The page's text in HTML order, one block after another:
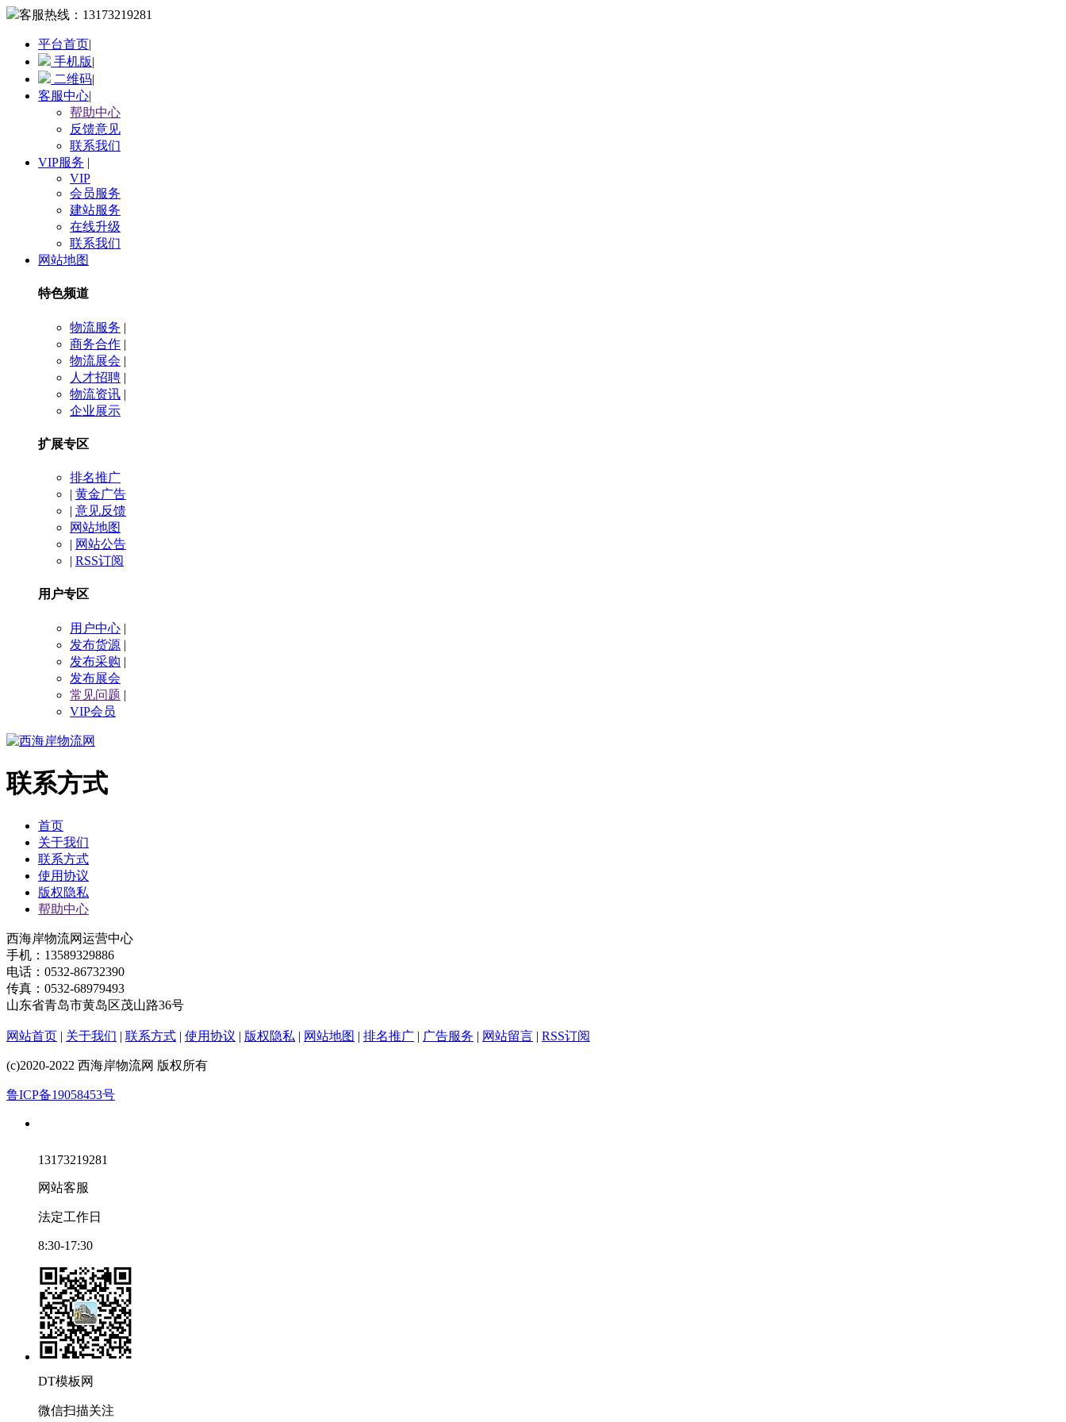
客服热线： 13173219281
平台首页|
手机版|
二维码|
客服中心|
帮助中心
反馈意见
联系我们
VIP服务 |
VIP
会员服务
建站服务
在线升级
联系我们
网站地图
特色频道
物流服务 |
商务合作 |
物流展会 |
人才招聘 |
物流资讯 |
企业展示
扩展专区
排名推广
| 黄金广告
| 意见反馈
网站地图
| 网站公告
| RSS订阅
用户专区
用户中心 |
发布货源 |
发布采购 |
发布展会
常见问题 |
VIP会员
联系方式
首页
关于我们
联系方式
使用协议
版权隐私
帮助中心
西海岸物流网运营中心
手机：13589329886
电话：0532-86732390
传真：0532-68979493
山东省青岛市黄岛区茂山路36号
网站首页 关于我们 联系方式 使用协议 版权隐私 网站地图 排名推广 广告服务 网站留言 RSS订阅
(c)2020-2022 西海岸物流网 版权所有
鲁ICP备19058453号
13173219281
网站客服
法定工作日
8:30-17:30
DT模板网
微信扫描关注